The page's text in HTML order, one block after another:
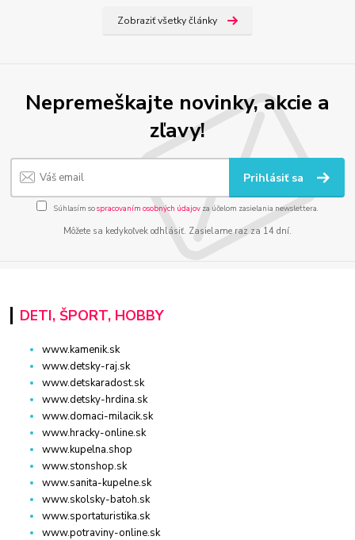
Zobraziť všetky články
Nepremeškajte novinky, akcie a
zľavy!
Prihlásiť sa
Súhlasím sospracovaním osobných údajov za účelom zasielania newslettera.
Môžete sa kedykoľvek odhlásiť. Zasielame raz za 14 dní.
DETI, ŠPORT, HOBBY
www.kamenik.sk
www.detsky-raj.sk
www.detskaradost.sk
www.detsky-hrdina.sk
www.domaci-milacik.sk
www.hracky-online.sk
www.kupelna.shop
www.stonshop.sk
www.sanita-kupelne.sk
www.skolsky-batoh.sk
www.sportaturistika.sk
www.potraviny-online.sk